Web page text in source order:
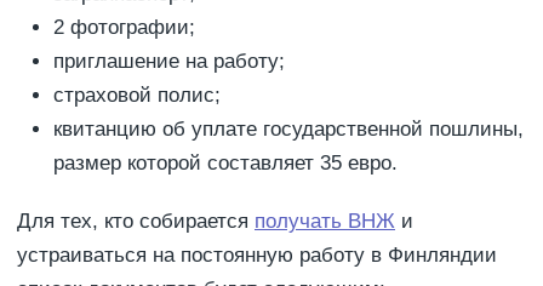
2 фотографии;
приглашение на работу;
страховой полис;
квитанцию об уплате государственной пошлины,
размер которой составляет 35 евро.
Для тех, кто собирается получать ВНЖ и
устраиваться на постоянную работу в Финляндии